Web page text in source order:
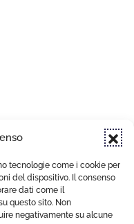
tecnologie come i cookie per
del dispositivo. Il consenso
dati come il
questo sito. Non
negativamente su alcune
SITO REALIZZATO DA